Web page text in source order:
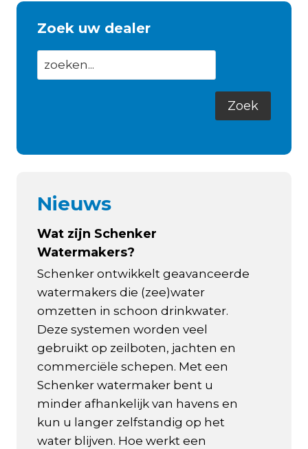
Zoek uw dealer
Nieuws
Wat zijn Schenker
Watermakers?
Schenker ontwikkelt geavanceerde
watermakers die (zee)water
omzetten in schoon drinkwater.
Deze systemen worden veel
gebruikt op zeilboten, jachten en
commerciële schepen. Met een
Schenker watermaker bent u
minder afhankelijk van havens en
kun u langer zelfstandig op het
water blijven. Hoe werkt een